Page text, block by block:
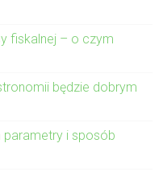
fiskalnej – o czym
będzie dobrym
parametry i sposób